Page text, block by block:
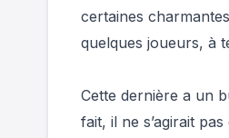
certaines
quelques joueurs, à
Cette dernière a un
fait, il ne s’agirait